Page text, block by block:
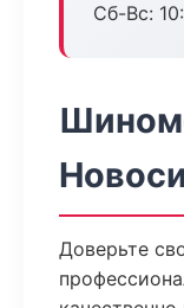
Сб-Вс:
Доверьте